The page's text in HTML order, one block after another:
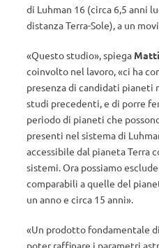
di Luhman 16 (circa 6,5 anni
distanza Terra-Sole), a un
«Questo studio», spiega
coinvolto nel lavoro, «ci ha
presenza di candidati pianeti
studi precedenti, e di porre
periodo di pianeti che
presenti nel sistema di
accessibile dal pianeta Terra
sistemi. Ora possiamo
comparabili a quelle del
un anno e circa 15 anni».
«Un prodotto fondamentale
poter raffinare i parametri